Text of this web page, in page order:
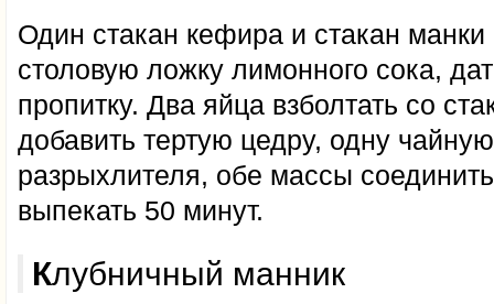
Один стакан кефира и стакан
столовую ложку лимонного сока,
пропитку. Два яйца взболтать со
добавить тертую цедру, одну
разрыхлителя, обе массы
выпекать 50 минут.
Клубничный манник